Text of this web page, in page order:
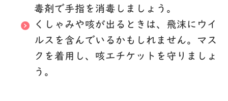
毒剤で手指を消毒しましょう。
くしゃみや咳が出るときは、飛沫にウイ
ルスを含んでいるかもしれません。マス
クを着用し、咳エチケットを守りましょ
う。